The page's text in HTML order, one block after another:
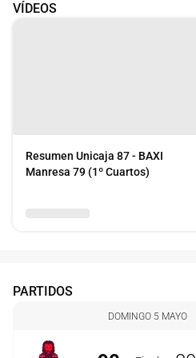
VÍDEOS
Resumen Unicaja 87 - BAXI
Manresa 79 (1º Cuartos)
PARTIDOS
DOMINGO 5 MAYO